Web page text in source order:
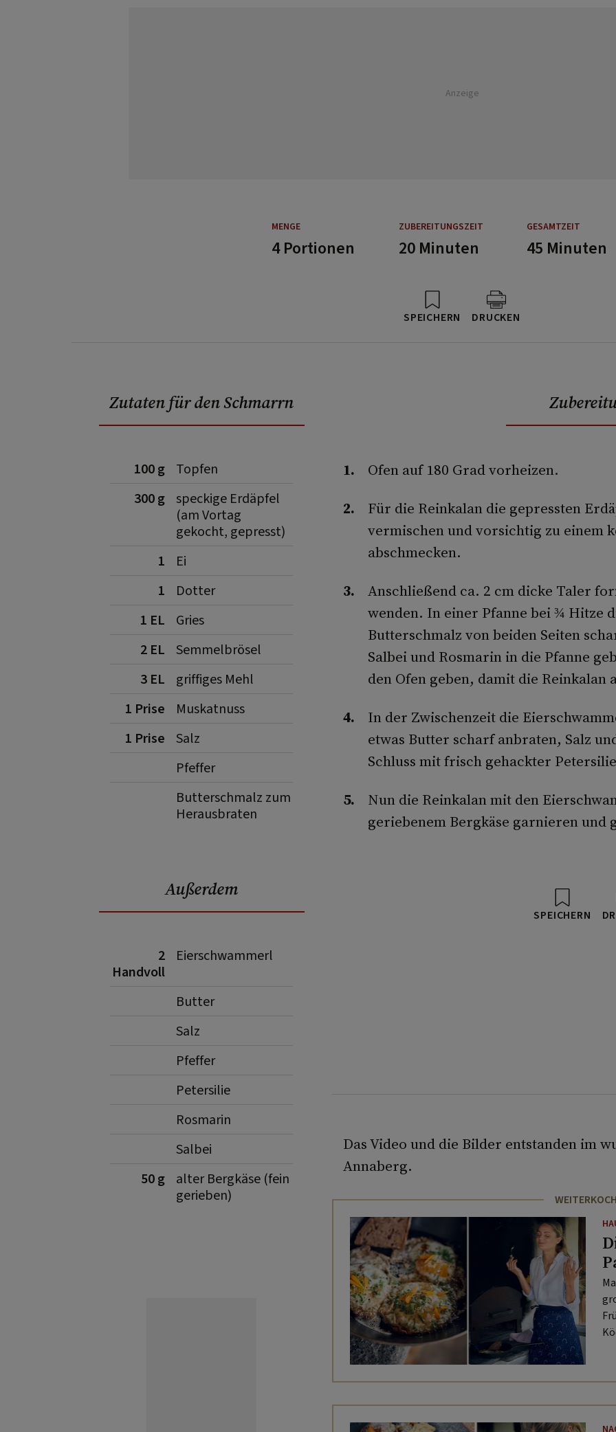
Anzeige
MENGE ZUBEREITUNGSZEIT GESAMTZEIT
4 Portionen 20 Minuten 45 Minuten
SPEICHERN DRUCKEN
Zutaten für den Schmarrn
100 g
Topfen
300 g speckige Erdäpfel
(am Vortag
gekocht, gepresst)
1
Ei
1
Dotter
1 EL
Gries
2 EL
Semmelbrösel
3 EL
griffiges Mehl
1 Prise
Muskatnuss
1 Prise
Salz
Pfeffer
Butterschmalz zum
Herausbraten
Außerdem
2
Handvoll
Eierschwammerl
Butter
Salz
Pfeffer
Petersilie
Rosmarin
Salbei
50 g
alter Bergkäse (fein
gerieben)
Ofen auf 180 Grad vorheizen.
Für die Reinkalan die gepressten
vermischen und vorsichtig zu einem
abschmecken.
Anschließend ca. 2 cm dicke Taler
wenden. In einer Pfanne bei ¾ Hitze
Butterschmalz von beiden Seiten
Salbei und Rosmarin in die Pfanne
den Ofen geben, damit die Reinkalan
In der Zwischenzeit die
etwas Butter scharf anbraten, Salz
Schluss mit frisch gehackter
Nun die Reinkalan mit den
geriebenem Bergkäse garnieren und
SPEICHERN
Das Video und die Bilder entstanden im
Annaberg.